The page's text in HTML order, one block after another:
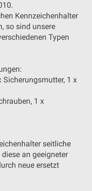
Kennzeichenhalter
so sind unsere
Typen
Sicherungsmutter, 1 x
1 x
seitliche
an geeigneter
neue ersetzt